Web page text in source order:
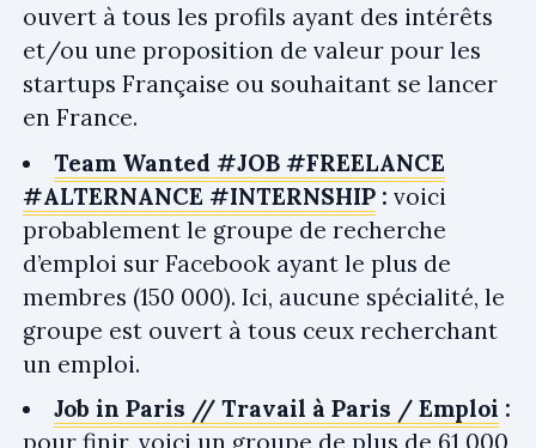
ouvert à tous les profils ayant des intérêts
et/ou une proposition de valeur pour les
startups Française ou souhaitant se lancer
en France.
Team Wanted #JOB #FREELANCE
#ALTERNANCE #INTERNSHIP : voici
probablement le groupe de recherche
d’emploi sur Facebook ayant le plus de
membres (150 000). Ici, aucune spécialité, le
groupe est ouvert à tous ceux recherchant
un emploi.
Job in Paris // Travail à Paris / Emploi :
pour finir, voici un groupe de plus de 61 000